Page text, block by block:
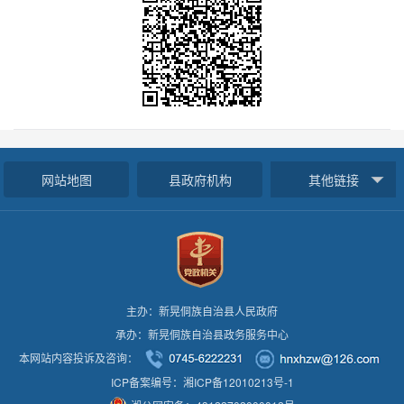
网站地图 县政府机构 其他链接
主办：新晃侗族自治县人民政府
承办：新晃侗族自治县政务服务中心
本网站内容投诉及咨询：
ICP备案编号：湘ICP备12010213号-1